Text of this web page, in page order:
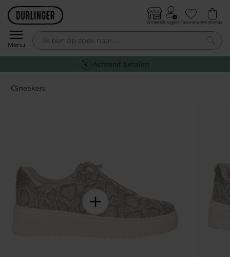
Skip to content
Menu
WinkelsInloggenFavorietenWinkeltas
0
Achteraf betalen
Sneakers